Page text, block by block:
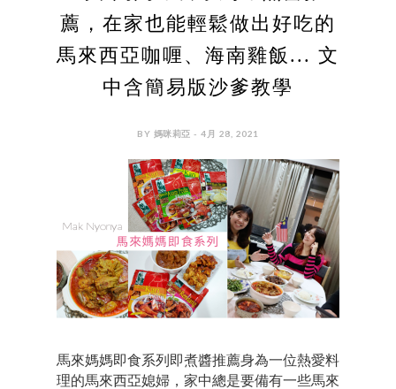
薦，在家也能輕鬆做出好吃的
馬來西亞咖喱、海南雞飯... 文
中含簡易版沙爹教學
BY 媽咪莉亞 - 4月 28, 2021
馬來媽媽即食系列即煮醬推薦身為一位熱愛料
理的馬來西亞媳婦，家中總是要備有一些馬來